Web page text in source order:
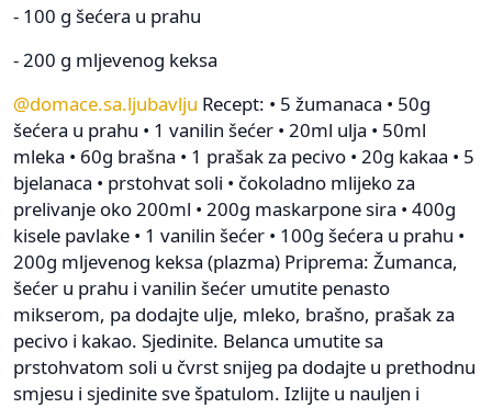
- 100 g šećera u prahu
- 200 g mljevenog keksa
@domace.sa.ljubavlju Recept: • 5 žumanaca • 50g
šećera u prahu • 1 vanilin šećer • 20ml ulja • 50ml
mleka • 60g brašna • 1 prašak za pecivo • 20g kakaa • 5
bjelanaca • prstohvat soli • čokoladno mlijeko za
prelivanje oko 200ml • 200g maskarpone sira • 400g
kisele pavlake • 1 vanilin šećer • 100g šećera u prahu •
200g mljevenog keksa (plazma) Priprema: Žumanca,
šećer u prahu i vanilin šećer umutite penasto
mikserom, pa dodajte ulje, mleko, brašno, prašak za
pecivo i kakao. Sjedinite. Belanca umutite sa
prstohvatom soli u čvrst snijeg pa dodajte u prethodnu
smjesu i sjedinite sve špatulom. Izlijte u nauljen i